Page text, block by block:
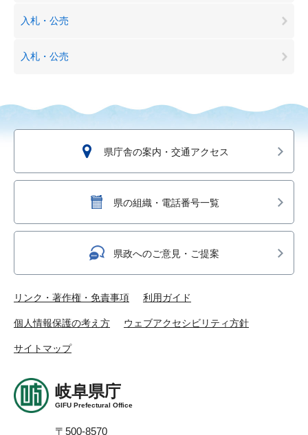
入札・公売
入札・公売
県庁舎の案内・交通アクセス
県の組織・電話番号一覧
県政へのご意見・ご提案
リンク・著作権・免責事項 利用ガイド
個人情報保護の考え方 ウェブアクセシビリティ方針
サイトマップ
岐阜県庁
GIFU Prefectural Office
〒500-8570